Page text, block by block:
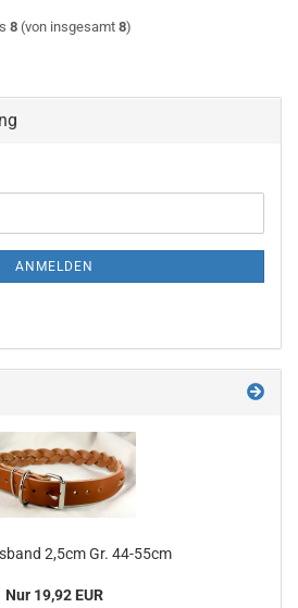
8 (von insgesamt 8)
ANMELDEN
2,5cm Gr. 44-55cm
Nur 19,92 EUR